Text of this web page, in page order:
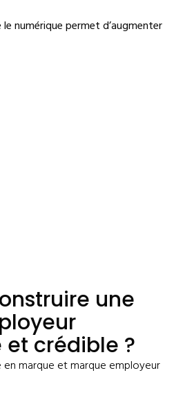
numérique permet d’augmenter
une
crédible ?
en marque et marque employeur